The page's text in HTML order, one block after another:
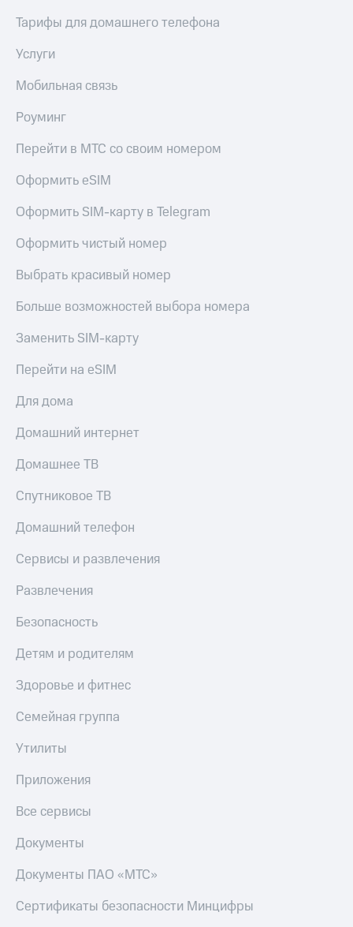
Тарифы для домашнего телефона
Услуги
Мобильная связь
Роуминг
Перейти в МТС со своим номером
Оформить eSIM
Оформить SIM-карту в Telegram
Оформить чистый номер
Выбрать красивый номер
Больше возможностей выбора номера
Заменить SIM-карту
Перейти на eSIM
Для дома
Домашний интернет
Домашнее ТВ
Спутниковое ТВ
Домашний телефон
Сервисы и развлечения
Развлечения
Безопасность
Детям и родителям
Здоровье и фитнес
Семейная группа
Утилиты
Приложения
Все сервисы
Документы
Документы ПАО «МТС»
Сертификаты безопасности Минцифры